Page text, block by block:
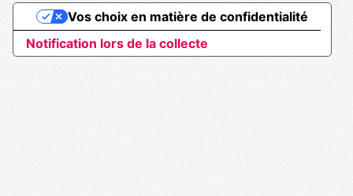
Notification lors de la collecte
Vos choix en matière de confidentialité